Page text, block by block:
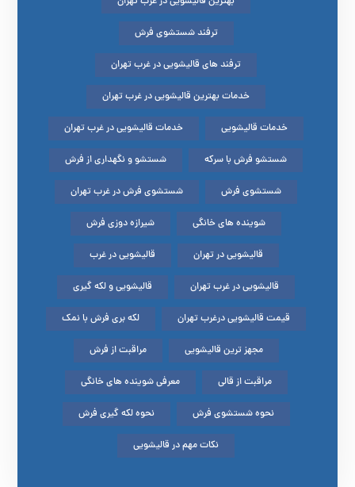
ترفند شستشوی فرش
ترفند های قالیشویی در غرب تهران
خدمات بهترین قالیشویی در غرب تهران
خدمات قالیشویی خدمات قالیشویی در غرب تهران
شستشو فرش با سرکه شستشو و نگهداری از فرش
شستشوی فرش شستشوی فرش در غرب تهران
شوینده های خانگی شیرازه دوزی فرش
قالیشویی در تهران قالیشویی در غرب
قالیشویی در غرب تهران قالیشویی و لکه گیری
قیمت قالیشویی درغرب تهران لکه بری فرش با نمک
مجهز ترین قالیشویی مراقبت از فرش
مراقبت از قالی معرفی شوینده های خانگی
نحوه شستشوی فرش نحوه لکه گیری فرش
نکات مهم در قالیشویی